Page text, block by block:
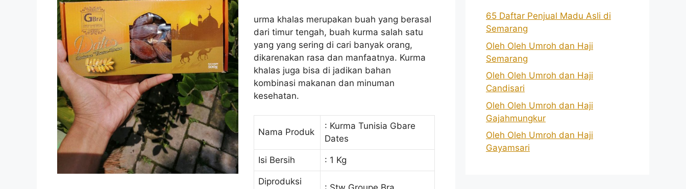
urma khalas merupakan buah yang berasal
dari timur tengah, buah kurma salah satu
yang yang sering di cari banyak orang,
dikarenakan rasa dan manfaatnya. Kurma
khalas juga bisa di jadikan bahan
kombinasi makanan dan minuman
kesehatan.
Nama Produk
: Kurma Tunisia Gbare
Dates
Isi Bersih : 1 Kg
Diproduksi
65 Daftar Penjual Madu Asli di
Semarang
Oleh Oleh Umroh dan Haji
Semarang
Oleh Oleh Umroh dan Haji
Candisari
Oleh Oleh Umroh dan Haji
Gajahmungkur
Oleh Oleh Umroh dan Haji
Gayamsari